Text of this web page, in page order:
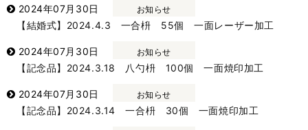
【結婚式】2024.4.3 一合枡 55個 一面レーザー加工
2024年07月30日 お知らせ
【記念品】2024.3.18 八勺枡 100個 一面焼印加工
2024年07月30日 お知らせ
【記念品】2024.3.14 一合枡 30個 一面焼印加工
2024年07月30日 お知らせ